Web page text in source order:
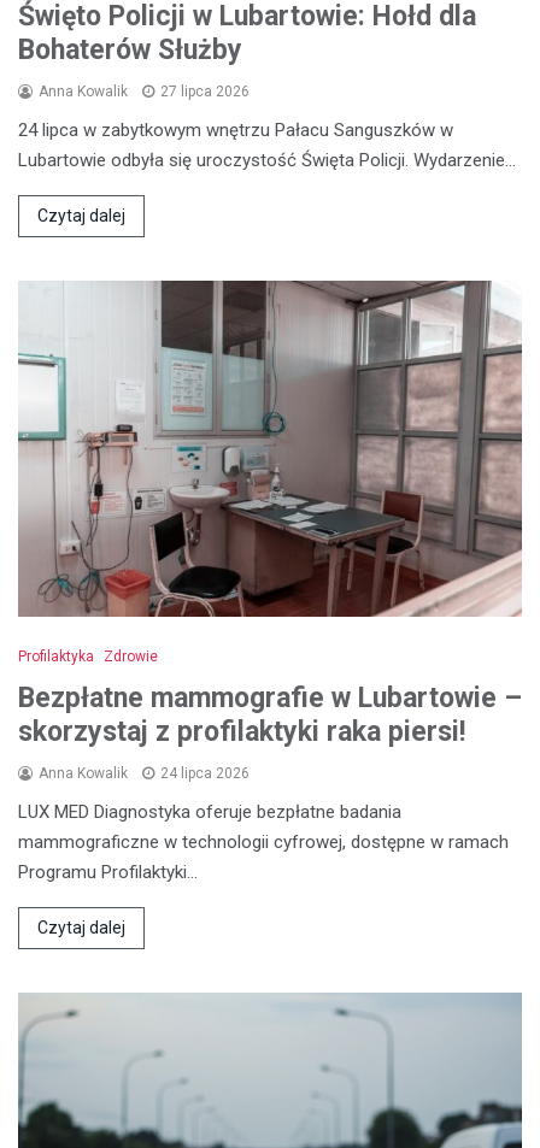
Święto Policji w Lubartowie: Hołd dla
Bohaterów Służby
Anna Kowalik 27 lipca 2026
24 lipca w zabytkowym wnętrzu Pałacu Sanguszków w
Lubartowie odbyła się uroczystość Święta Policji. Wydarzenie…
Czytaj dalej
Profilaktyka Zdrowie
Bezpłatne mammografie w Lubartowie –
skorzystaj z profilaktyki raka piersi!
Anna Kowalik 24 lipca 2026
LUX MED Diagnostyka oferuje bezpłatne badania
mammograficzne w technologii cyfrowej, dostępne w ramach
Programu Profilaktyki…
Czytaj dalej